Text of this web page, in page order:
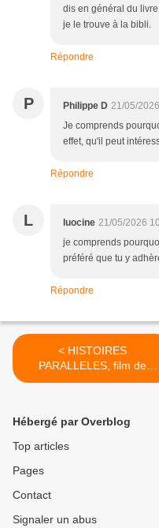
dis en général du
je le trouve à la bibli.
Répondre
P Philippe D 21/05/
Je comprends
effet, qu'il peut
Répondre
L luocine 21/05/2026
je comprends
préféré que tu y
Répondre
< HISTOIRES
PARALLELES, film de
Asghar FARHADI
Hébergé par Overblog
Top articles
Pages
Contact
Signaler un abus